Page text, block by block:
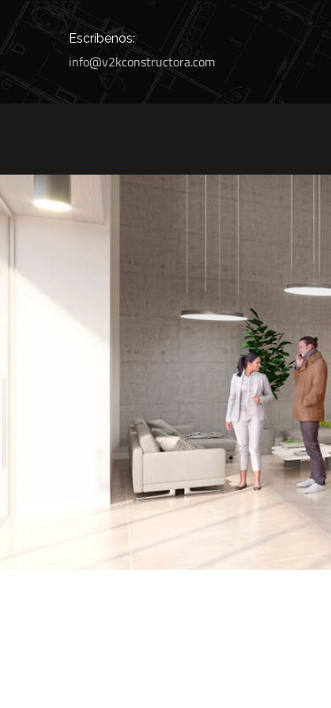
Escríbenos:
info@v2kconstructora.com